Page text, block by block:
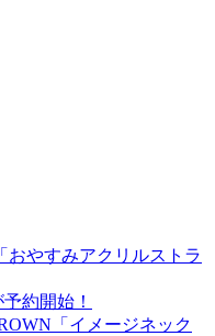
おやすみアクリルストラ
約開始！
「イメージネック